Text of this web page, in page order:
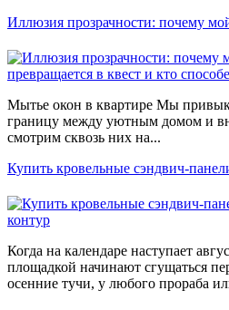
Иллюзия прозрачности: почему
Мытье окон в квартире Мы
границу между уютным домом и
смотрим сквозь них на...
Купить кровельные сэндвич-
Когда на календаре наступает
площадкой начинают сгущаться
осенние тучи, у любого прораба